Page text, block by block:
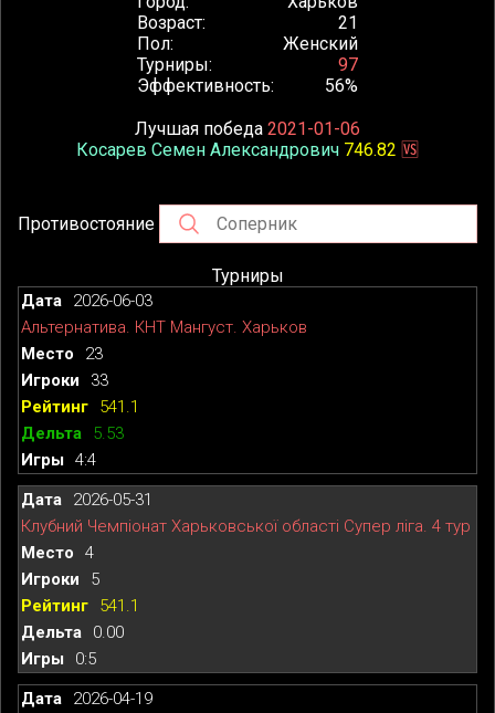
Возраст
21
Пол
Женский
Турниры
97
Эффективность
56%
Лучшая победа 2021-01-06
Косарев Семен Александрович 746.82 🆚
Противостояние
Турниры
2026-06-03
Альтернатива. КНТ Мангуст. Харьков
23
33
541.1
5.53
4:4
2026-05-31
Клубний Чемпіонат Харьковської області Супер ліга. 4 тур
4
5
541.1
0.00
0:5
2026-04-19